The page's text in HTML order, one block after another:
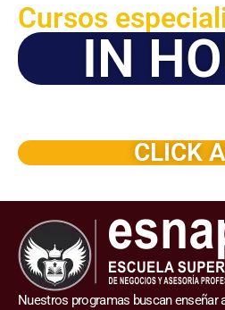
Cursos
IN
CLICK
Nuestros programas buscan enseñar